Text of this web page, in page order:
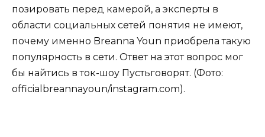
позировать перед камерой, а эксперты в
области социальных сетей понятия не имеют,
почему именно Breanna Youn приобрела такую
популярность в сети. Ответ на этот вопрос мог
бы найтись в ток-шоу Пустьговорят. (Фото:
officialbreannayoun/instagram.com).